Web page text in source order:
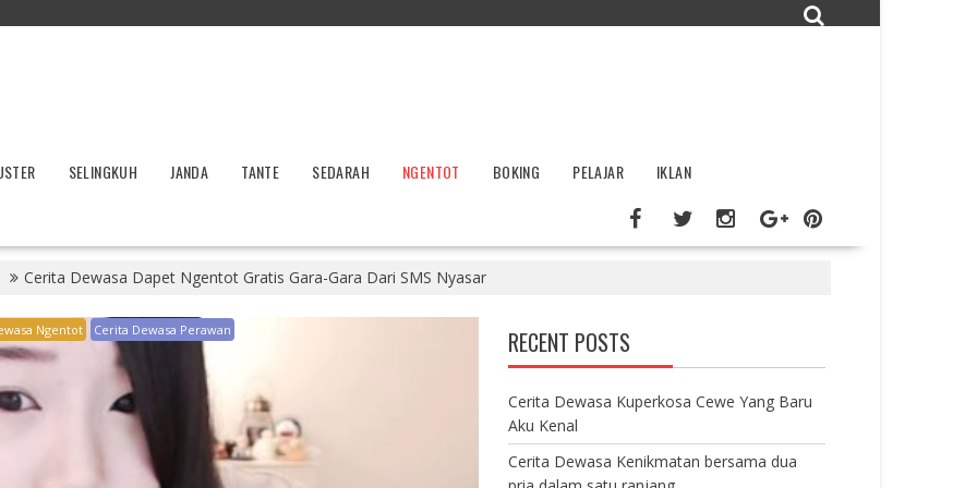
SELINGKUH JANDA TANTE SEDARAH NGENTOT BOKING PELAJAR IKLAN
Cerita Dewasa Dapet Ngentot Gratis Gara-Gara Dari SMS Nyasar
Ngentot Cerita Dewasa Perawan RECENT POSTS
Cerita Dewasa Kuperkosa Cewe Yang Baru
Aku Kenal
Cerita Dewasa Kenikmatan bersama dua